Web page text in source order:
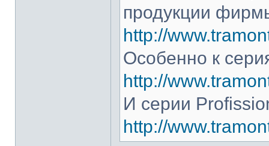
продукции
http://
Особенно к
http://
И серии
http://